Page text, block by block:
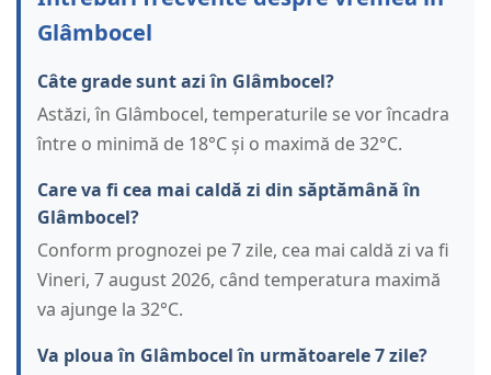
Glâmbocel
Câte grade sunt azi în Glâmbocel?
Astăzi, în Glâmbocel, temperaturile se vor încadra
între o minimă de 18°C și o maximă de 32°C.
Care va fi cea mai caldă zi din săptămână în
Glâmbocel?
Conform prognozei pe 7 zile, cea mai caldă zi va fi
Vineri, 7 august 2026, când temperatura maximă
va ajunge la 32°C.
Va ploua în Glâmbocel în următoarele 7 zile?